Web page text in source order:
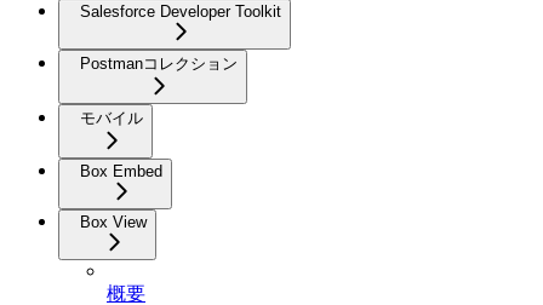
Salesforce Developer Toolkit
Postmanコレクション
モバイル
Box Embed
Box View
概要